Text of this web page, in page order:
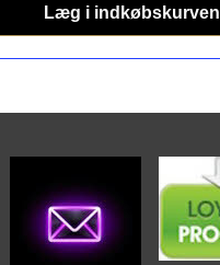
Læg i indkøbskurven